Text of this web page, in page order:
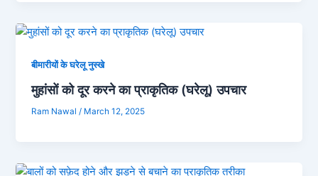
बीमारीयों के घरेलू नुस्खे
मुहांसों को दूर करने का प्राकृतिक (घरेलू) उपचार
Ram Nawal/ March 12, 2025